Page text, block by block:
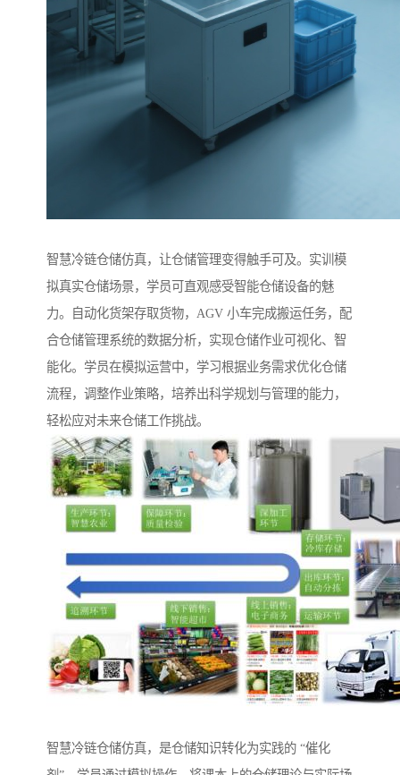
智慧冷链仓储仿真，让仓储管理变得触手可及。实训模
拟真实仓储场景，学员可直观感受智能仓储设备的魅
力。自动化货架存取货物，AGV 小车完成搬运任务，配
合仓储管理系统的数据分析，实现仓储作业可视化、智
能化。学员在模拟运营中，学习根据业务需求优化仓储
流程，调整作业策略，培养出科学规划与管理的能力，
轻松应对未来仓储工作挑战。
智慧冷链仓储仿真，是仓储知识转化为实践的 “催化